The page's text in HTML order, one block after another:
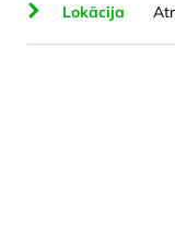
Lokācija